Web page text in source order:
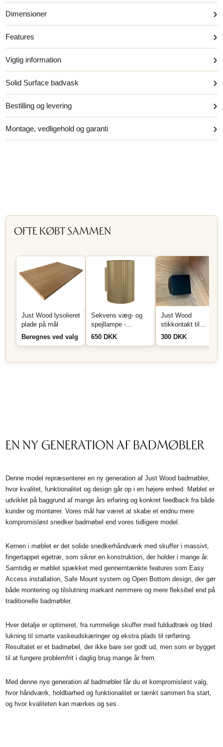
Dimensioner ›
Features ›
Vigtig information ›
Solid Surface badvask ›
Bestilling og levering ›
Montage, vedligehold og garanti ›
OFTE KØBT SAMMEN
Just Wood lysolieret
plade på mål
Beregnes ved valg
Sekvens væg- og
spejllampe -
Messing
650 DKK
Just Wood
stikkontakt til
montering i skuffe
300 DKK
EN NY GENERATION AF BADMØBLER
Denne model repræsenterer en ny generation af Just Wood badmøbler,
hvor kvalitet, funktionalitet og design går op i en højere enhed. Møblet er
udviklet på baggrund af mange års erfaring og konkret feedback fra både
kunder og montører. Vores mål har været at skabe et endnu mere
kompromisløst snedker badmøbel end vores tidligere model.
Kernen i møblet er det solide snedkerhåndværk med skuffer i massivt,
fingertappet egetræ, som sikrer en konstruktion, der holder i mange år.
Samtidig er møblet spækket med gennemtænkte features som Easy
Access installation, Safe Mount system og Open Bottom design, der gør
både montering og tilslutning markant nemmere og mere fleksibel end på
traditionelle badmøbler.
Hver detalje er optimeret, fra rummelige skuffer med fuldudtræk og blød
lukning til smarte vaskeudskæringer og ekstra plads til rørføring.
Resultatet er et badmøbel, der ikke bare ser godt ud, men som er bygget
til at fungere problemfrit i daglig brug mange år frem.
Med denne nye generation af badmøbler får du et kompromisløst valg,
hvor håndværk, holdbarhed og funktionalitet er tænkt sammen fra start,
og hvor kvaliteten kan mærkes og ses.